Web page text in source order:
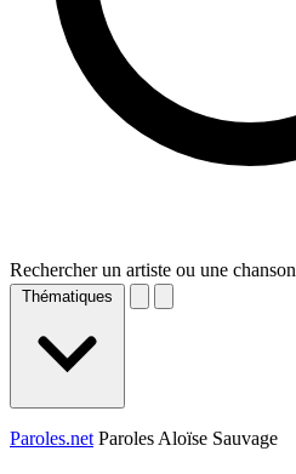
Rechercher un artiste ou une chanson
Thématiques
Paroles.net Paroles Aloïse Sauvage